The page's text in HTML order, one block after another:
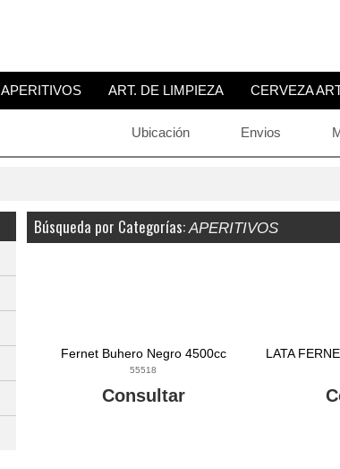
APERITIVOS ART. DE LIMPIEZA CERVEZA
Ubicación Envios
Búsqueda por Categorías:APERITIVOS
Fernet Buhero Negro 4500cc
55518
Consultar